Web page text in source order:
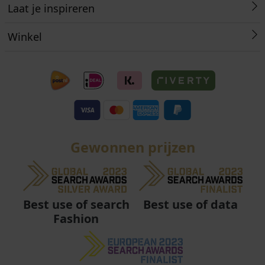
Laat je inspireren
Winkel
Gewonnen prijzen
Best use of search
Fashion
Best use of data